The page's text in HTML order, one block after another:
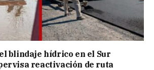
blindaje hídrico en el Sur
reactivación de ruta